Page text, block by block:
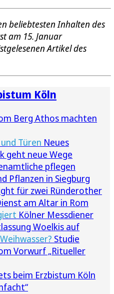
beliebtesten Inhalten des
am 15. Januar
Artikel des
Köln
Berg Athos machten
Türen Neues
geht neue Wege
pflegen
Pflanzen in Siegburg
für zwei Ründerother
am Altar in Rom
Kölner Messdiener
Woelkis auf
Studie
Vorwurf „Ritueller
beim Erzbistum Köln